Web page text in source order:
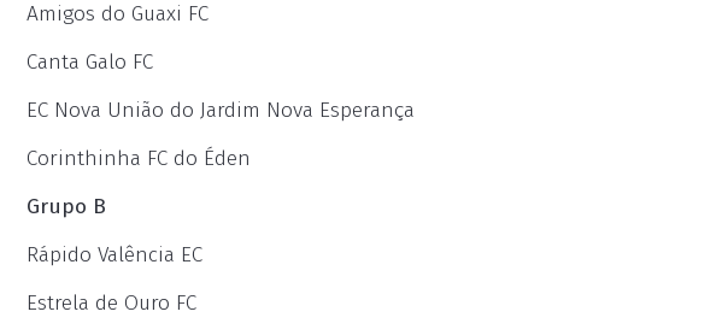
Amigos do Guaxi FC
Canta Galo FC
EC Nova União do Jardim Nova Esperança
Corinthinha FC do Éden
Grupo B
Rápido Valência EC
Estrela de Ouro FC